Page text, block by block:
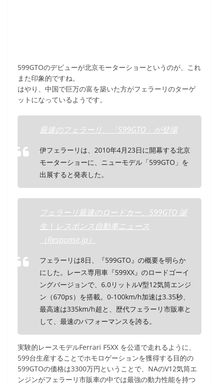
599GTOのデビューが北京モーターショーというのが、これ
また印象的ですね。
はやり、中国で巨万の富を築いた方がフェラーリのターゲ
ットになっているようです。
最速のフェラーリ、「599GTO」が登場
伊フェラーリは、2010年4月23日に開幕する北京
モーターショーに、ニューモデル「599GTO」を
出展すると発表した。
フェラーリ最速のロードカー、599GTO 誕
生 | レスポンス自動車ニュース
（Response.jp）
フェラーリは8日、『599GTO』の概要を明らか
にした。レース専用車『599XX』のロードゴーイ
ングバージョンで、6.0リットルV型12気筒エンジ
ン（670ps）を搭載。0-100km/h加速は3.35秒、
最高速は335km/h超と、歴代フェラーリ市販車と
して、最速のパフォーマンスを誇る。
実験的レースモデルFerrari F5XX を公道で走れるように、
599台生産することでホモロゲーションを獲得する目的の
599GTOの価格は3300万円ということで、NAのV12気筒エ
ンジンがフェラーリ市販車の中では最強の動力性能を持つ